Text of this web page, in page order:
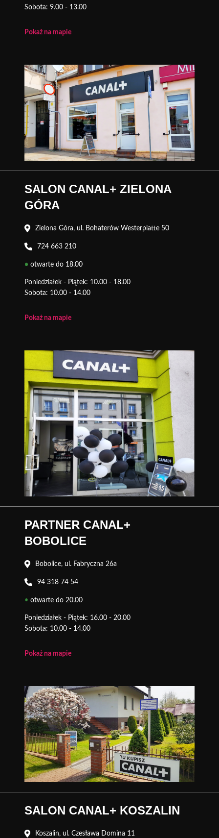
Sobota: 9.00 - 13.00
Pokaż na mapie
SALON CANAL+ ZIELONA
GÓRA
Zielona Góra, ul. Bohaterów Westerplatte 50
724 663 210
• otwarte do 18.00
Poniedziałek - Piątek: 10.00 - 18.00
Sobota: 10.00 - 14.00
Pokaż na mapie
PARTNER CANAL+
BOBOLICE
Bobolice, ul. Fabryczna 26a
94 318 74 54
• otwarte do 20.00
Poniedziałek - Piątek: 16.00 - 20.00
Sobota: 10.00 - 14.00
Pokaż na mapie
SALON CANAL+ KOSZALIN
Koszalin, ul. Czesława Domina 11